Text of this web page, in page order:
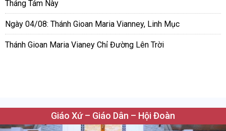
Tháng Tám Này
Ngày 04/08: Thánh Gioan Maria Vianney, Linh Mục
Thánh Gioan Maria Vianey Chỉ Đường Lên Trời
Giáo Xứ – Giáo Dân – Hội Đoàn